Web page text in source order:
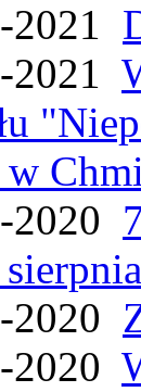
2021
2021
w
2020
2020
2020